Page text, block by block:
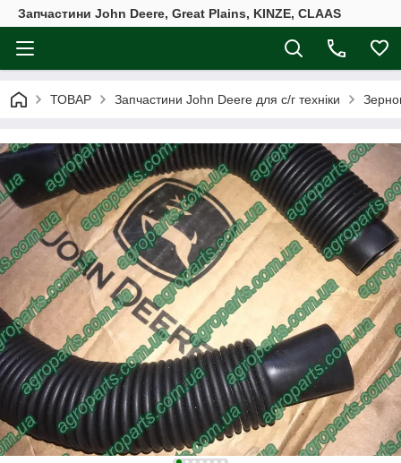
Запчастини John Deere, Great Plains, KINZE, CLAAS
ТОВАР Запчастини John Deere для с/г техніки